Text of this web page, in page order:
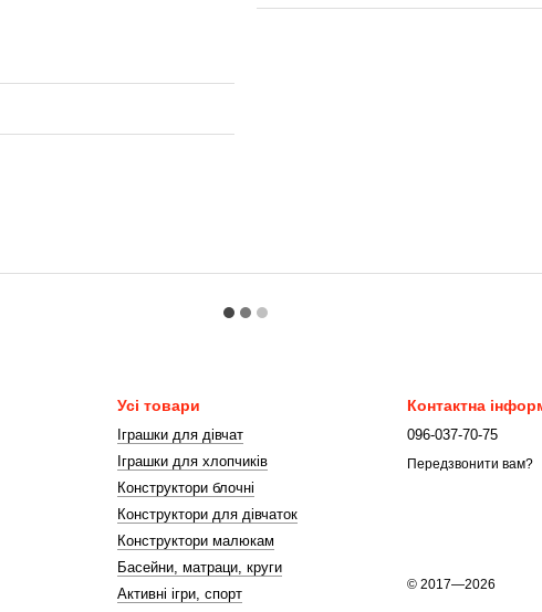
Усі товари
Іграшки для дівчат
Іграшки для хлопчиків
Конструктори блочні
Конструктори для дівчаток
Конструктори малюкам
Басейни, матраци, круги
Активні ігри, спорт
Контактна
096-037-70-75
Передзвонити вам?
© 2017—2026